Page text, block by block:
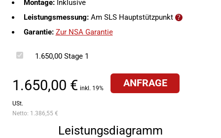
Montage:Inklusive
Leistungsmessung:Am SLS Hauptstützpunkt
Garantie: Zur NSA Garantie
1.650,00Stage 1
1.650,00 € inkl. 19%
USt.
Netto: 1.386,55 €
ANFRAGE
Leistungsdiagramm